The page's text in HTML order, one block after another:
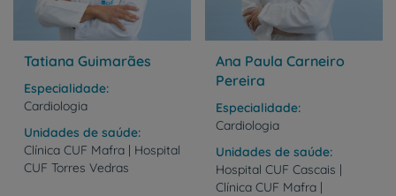
Tatiana Guimarães
Especialidade
Cardiologia
Unidades de saúde
Clínica CUF Mafra | Hospital
CUF Torres Vedras
Ana Paula Carneiro
Pereira
Especialidade
Cardiologia
Unidades de saúde
Hospital CUF Cascais |
Clínica CUF Mafra |